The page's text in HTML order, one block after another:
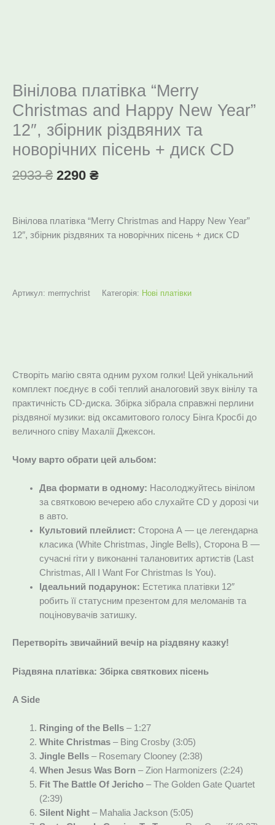
Вінілова платівка “Merry
Christmas and Happy New Year”
12″, збірник різдвяних та
новорічних пісень + диск CD
2933₴ 2290 ₴
Вінілова платівка “Merry Christmas and Happy New Year”
12″, збірник різдвяних та новорічних пісень + диск CD
Артикул: merrrychrist Категорія: Нові платівки
Створіть магію свята одним рухом голки! Цей унікальний
комплект поєднує в собі теплий аналоговий звук вінілу та
практичність CD-диска. Збірка зібрала справжні перлини
різдвяної музики: від оксамитового голосу Бінга Кросбі до
величного співу Махалії Джексон.
Чому варто обрати цей альбом:
Два формати в одному: Насолоджуйтесь вінілом
за святковою вечерею або слухайте CD у дорозі чи
в авто.
Культовий плейлист: Сторона А — це легендарна
класика (White Christmas, Jingle Bells), Сторона B —
сучасні гіти у виконанні талановитих артистів (Last
Christmas, All I Want For Christmas Is You).
Ідеальний подарунок: Естетика платівки 12″
робить її статусним презентом для меломанів та
поціновувачів затишку.
Перетворіть звичайний вечір на різдвяну казку!
Різдвяна платівка: Збірка святкових пісень
A Side
Ringing of the Bells– 1:27
White Christmas– Bing Crosby (3:05)
Jingle Bells– Rosemary Clooney (2:38)
When Jesus Was Born– Zion Harmonizers (2:24)
Fit The Battle Of Jericho– The Golden Gate Quartet
(2:39)
Silent Night– Mahalia Jackson (5:05)